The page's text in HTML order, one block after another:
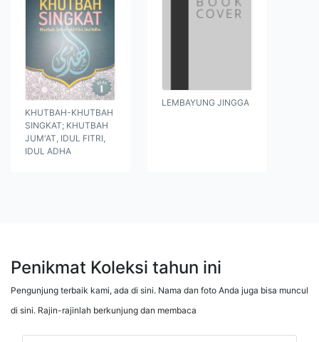
KHUTBAH-KHUTBAH
SINGKAT; KHUTBAH
JUM'AT, IDUL FITRI,
IDUL ADHA
LEMBAYUNG JINGGA
Penikmat Koleksi tahun ini
Pengunjung terbaik kami, ada di sini. Nama dan foto Anda juga bisa muncul
di sini. Rajin-rajinlah berkunjung dan membaca